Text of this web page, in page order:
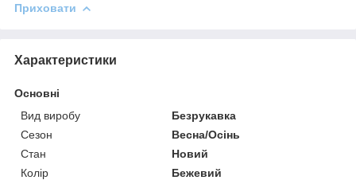
Приховати
Характеристики
Основні
Вид виробу
Безрукавка
Сезон
Весна/Осінь
Стан
Новий
Колір
Бежевий